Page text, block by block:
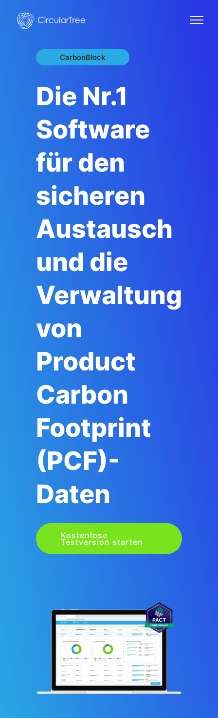
CarbonBlock
Die Nr.1
Software
für den
sicheren
Austausch
und die
Verwaltung
von
Product
Carbon
Footprint
(PCF)-
Daten
Kostenlose
Testversion starten